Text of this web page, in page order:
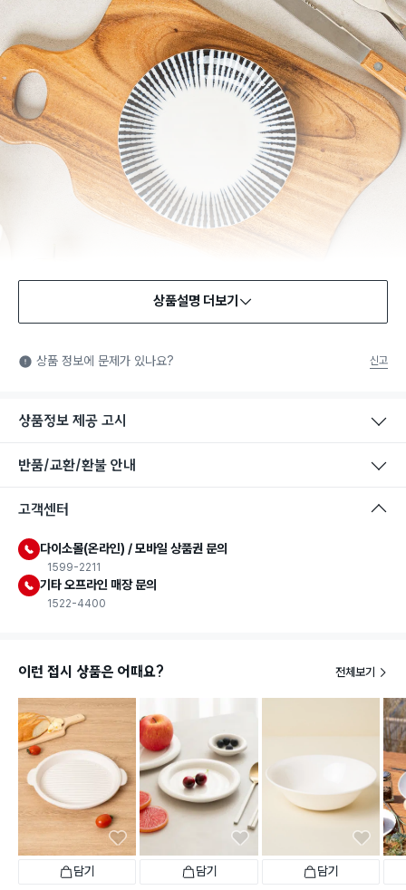
식품용 기구: 식품위생법에서 정한 규격에 따라 제조되어 식품 또
는 식품첨가물에 사용할 수 있는 식품용기구라는 표시입니다.
상품설명 더보기
상품 정보에 문제가 있나요? 신고
상품정보 제공 고시
반품/교환/환불 안내
고객센터
다이소몰(온라인) / 모바일 상품권 문의
1599-2211
기타 오프라인 매장 문의
1522-4400
이런 접시 상품은 어때요? 전체보기
담기 담기 담기